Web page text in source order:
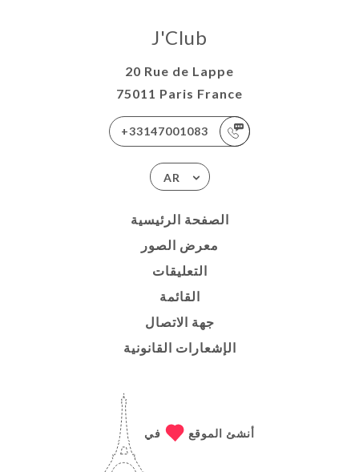
J'Club
20 Rue de Lappe
75011 Paris France
+33147001083
AR
الصفحة الرئيسية
معرض الصور
التعليقات
القائمة
جهة الاتصال
الإشعارات القانونية
أنشئ الموقع في